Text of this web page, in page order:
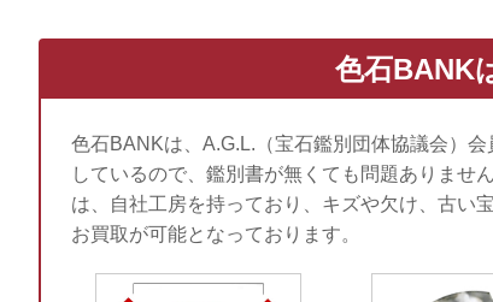
色石BANK
色石BANKは、A.G.L.（宝石鑑別団体協議会）会
しているので、鑑別書が無くても問題ありませ
は、自社工房を持っており、キズや欠け、古い
お買取が可能となっております。